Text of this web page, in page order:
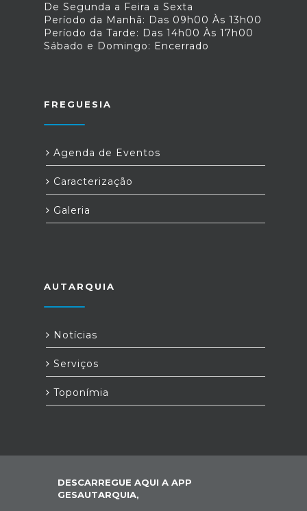
De Segunda a Feira a Sexta
Período da Manhã: Das 09h00 Às 13h00
Período da Tarde: Das 14h00 Às 17h00
Sábado e Domingo: Encerrado
FREGUESIA
Agenda de Eventos
Caracterização
Galeria
AUTARQUIA
Notícias
Serviços
Toponímia
DESCARREGUE AQUI A APP
GESAUTARQUIA,